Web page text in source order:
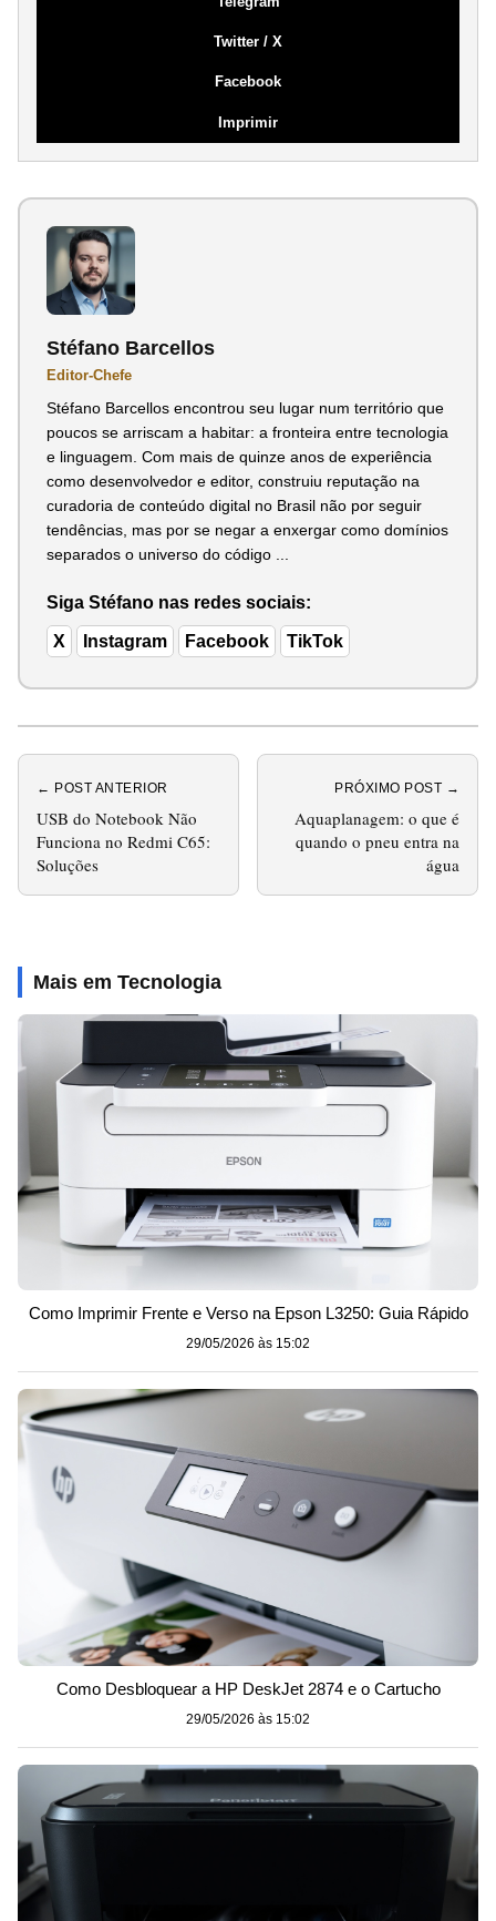
Twitter / X
Facebook
Imprimir
Stéfano Barcellos
Editor-Chefe
Stéfano Barcellos encontrou seu lugar num território que
poucos se arriscam a habitar: a fronteira entre tecnologia
e linguagem. Com mais de quinze anos de experiência
como desenvolvedor e editor, construiu reputação na
curadoria de conteúdo digital no Brasil não por seguir
tendências, mas por se negar a enxergar como domínios
separados o universo do código ...
Siga Stéfano nas redes sociais:
X Instagram Facebook TikTok
← POST ANTERIOR
USB do Notebook Não
Funciona no Redmi C65:
Soluções
PRÓXIMO POST →
Aquaplanagem: o que é
quando o pneu entra na
água
Mais em Tecnologia
Como Imprimir Frente e Verso na Epson L3250: Guia Rápido
29/05/2026 às 15:02
Como Desbloquear a HP DeskJet 2874 e o Cartucho
29/05/2026 às 15:02